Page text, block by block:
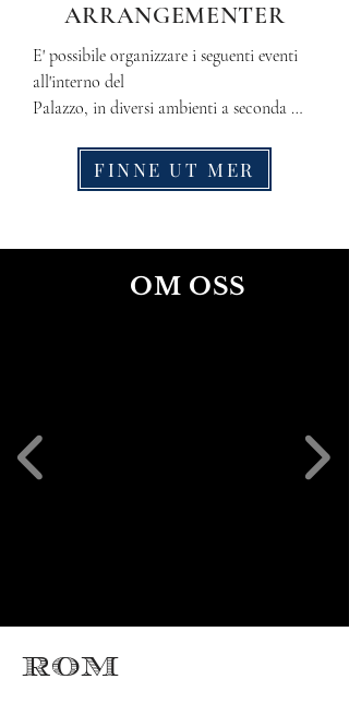
ARRANGEMENTER
E' possibile organizzare i seguenti eventi
all'interno del
Palazzo, in diversi ambienti a seconda
dell'anno:
Matrimoni (senza possibilità di ballare),
FINNE UT MER
OM OSS
ROM